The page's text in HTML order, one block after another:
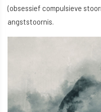
(obsessief compulsieve
angststoornis.